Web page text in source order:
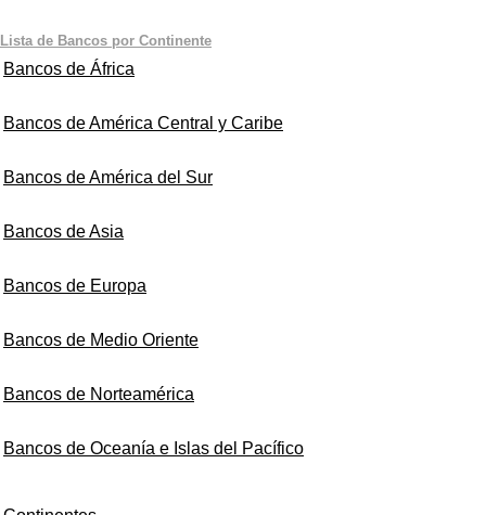
Lista de Bancos por Continente
Bancos de África
Bancos de América Central y Caribe
Bancos de América del Sur
Bancos de Asia
Bancos de Europa
Bancos de Medio Oriente
Bancos de Norteamérica
Bancos de Oceanía e Islas del Pacífico